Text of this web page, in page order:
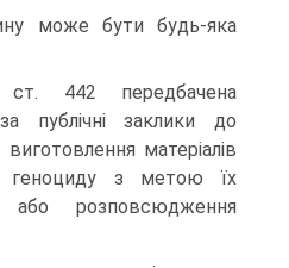
може бути будь-яка
442 передбачена
за публічні заклики до
матеріалів
геноциду з метою їх
або розповсюдження